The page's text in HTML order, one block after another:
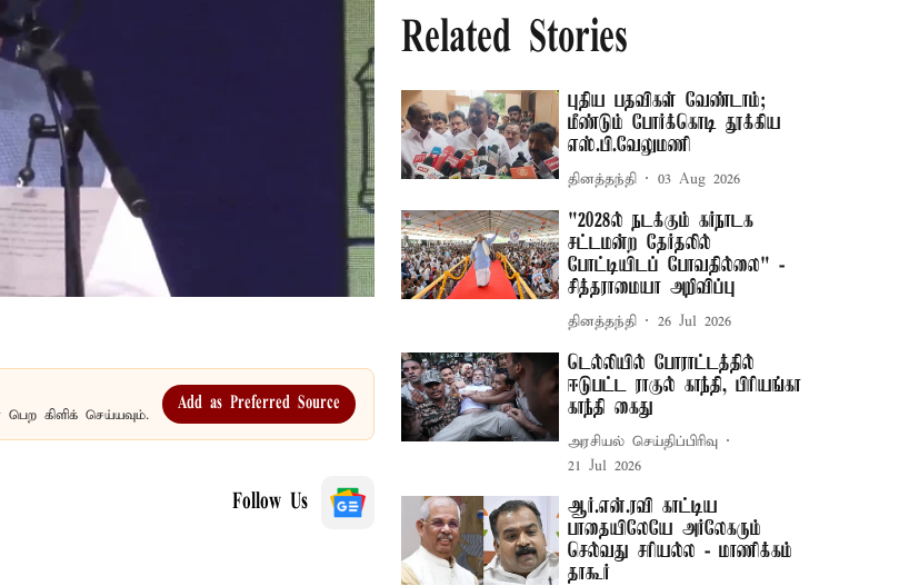
கிளிக் செய்யவும்.
Add as Preferred Source
Follow Us
Related Stories
புதிய பதவிகள் வேண்டாம்;
மீண்டும் போர்க்கொடி தூக்கிய
எஸ்.பி.வேலுமணி
தினத்தந்தி 03 Aug 2026
"2028ல் நடக்கும் கர்நாடக
சட்டமன்ற தேர்தலில்
போட்டியிடப் போவதில்லை" -
சித்தராமையா அறிவிப்பு
தினத்தந்தி 26 Jul 2026
டெல்லியில் போராட்டத்தில்
ஈடுபட்ட ராகுல் காந்தி, பிரியங்கா
காந்தி கைது
அரசியல் செய்திப்பிரிவு
21 Jul 2026
ஆர்.என்.ரவி காட்டிய
பாதையிலேயே அர்லேகரும்
செல்வது சரியல்ல - மாணிக்கம்
தாகூர்